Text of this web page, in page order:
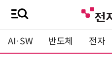
AI·SW 반도체 전자